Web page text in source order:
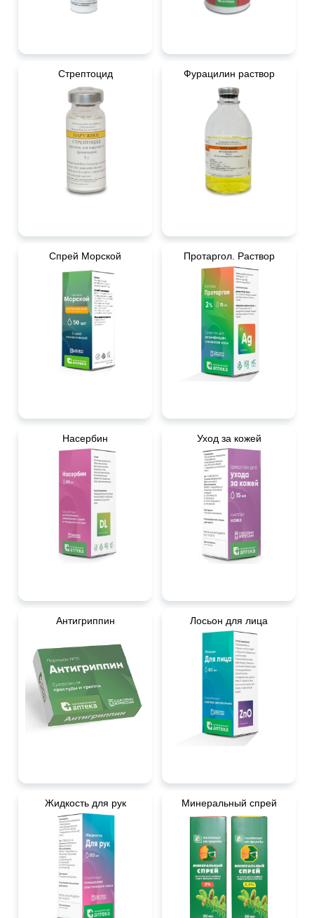
Стрептоцид Фурацилин раствор
Спрей Морской Протаргол. Раствор
Насербин Уход за кожей
Антигриппин Лосьон для лица
Жидкость для рук Минеральный спрей